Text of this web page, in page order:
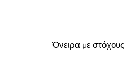
Όνειρα με στόχους